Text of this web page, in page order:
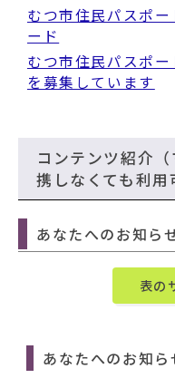
むつ市住民パスポ
ード
むつ市住民パスポ
を募集しています
コンテンツ紹介
携しなくても利用
あなたへのお知ら
表の
あなたへのお知ら